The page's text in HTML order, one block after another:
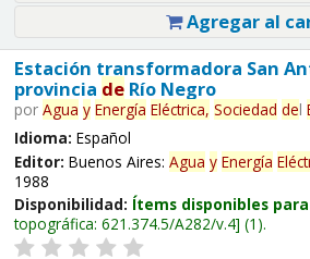
Agregar al
Estación transformadora San
provincia deRío Negro
por Agua y Energía Eléctrica, Sociedad del
Idioma: Español
Editor: Buenos Aires: Agua y Energía
1988
Disponibilidad: Ítems disponibles
topográfica: 621.374.5/A282/v.4 (1).